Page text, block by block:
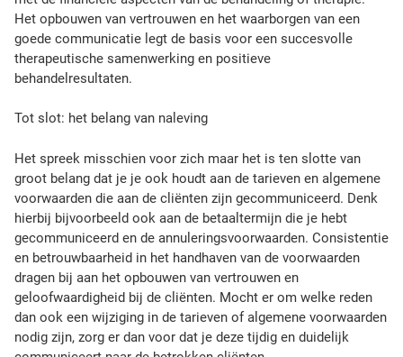
g
e
n
e
f
c
e
b
h
Het opbouwen van vertrouwen en het waarborgen van een
goede communicatie legt de basis voor een succesvolle
therapeutische samenwerking en positieve
behandelresultaten.
Tot slot: het belang van naleving
Het spreek misschien voor zich maar het is ten slotte van
groot belang dat je je ook houdt aan de tarieven en algemene
voorwaarden die aan de cliënten zijn gecommuniceerd. Denk
hierbij bijvoorbeeld ook aan de betaaltermijn die je hebt
gecommuniceerd en de annuleringsvoorwaarden. Consistentie
en betrouwbaarheid in het handhaven van de voorwaarden
dragen bij aan het opbouwen van vertrouwen en
geloofwaardigheid bij de cliënten. Mocht er om welke reden
dan ook een wijziging in de tarieven of algemene voorwaarden
nodig zijn, zorg er dan voor dat je deze tijdig en duidelijk